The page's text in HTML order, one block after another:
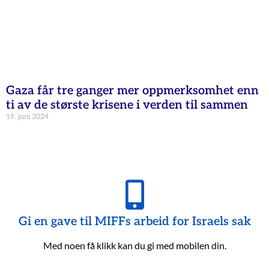
Gaza får tre ganger mer oppmerksomhet enn
ti av de største krisene i verden til sammen
19. juni 2024
Gi en gave til MIFFs arbeid for Israels sak
Med noen få klikk kan du gi med mobilen din.